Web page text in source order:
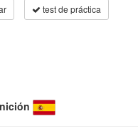
test de práctica